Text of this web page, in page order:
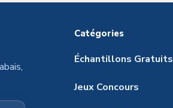
Catégories
Échantillons Gratuits
Jeux Concours